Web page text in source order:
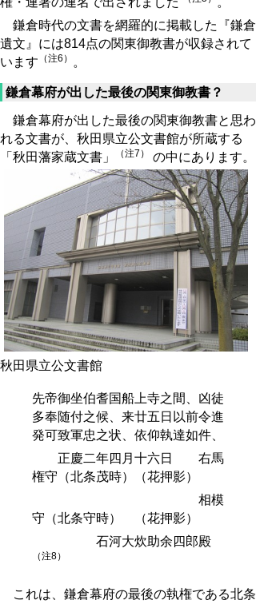
鎌倉時代の文書を網羅的に掲載した『鎌倉
遺文』には814点の関東御教書が収録されて
います （注6） 。
鎌倉幕府が出した最後の関東御教書？
鎌倉幕府が出した最後の関東御教書と思わ
れる文書が、秋田県立公文書館が所蔵する
「秋田藩家蔵文書」
（注7） の中にあります。
秋田県立公文書館
先帝御坐伯耆国船上寺之間、凶徒
多奉随付之候、来廿五日以前令進
発可致軍忠之状、依仰執達如件、
正慶二年四月十六日 右馬
権守（北条茂時）（花押影）
相模
守（北条守時） （花押影）
石河大炊助余四郎殿
（注8）
これは、鎌倉幕府の最後の執権である北条